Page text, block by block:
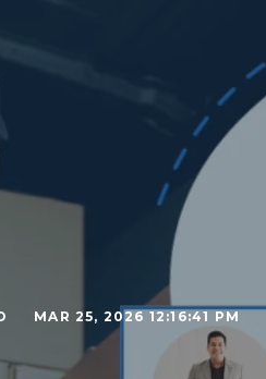
MAR 25, 2026 12:16:41 PM